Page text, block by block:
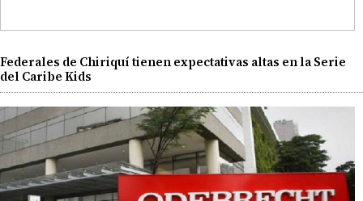
Federales de Chiriquí tienen expectativas altas en la Serie
del Caribe Kids